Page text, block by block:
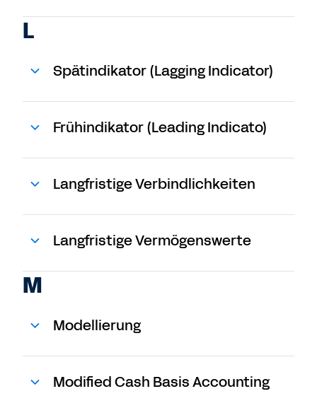
L
Spätindikator (Lagging Indicator)
Frühindikator (Leading Indicato)
Langfristige Verbindlichkeiten
Langfristige Vermögenswerte
M
Modellierung
Modified Cash Basis Accounting